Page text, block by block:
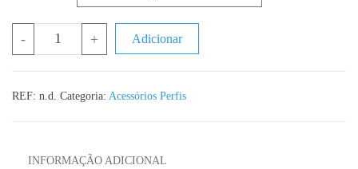
- + Adicionar
REF: n.d. Categoria: Acessórios Perfis
INFORMAÇÃO ADICIONAL